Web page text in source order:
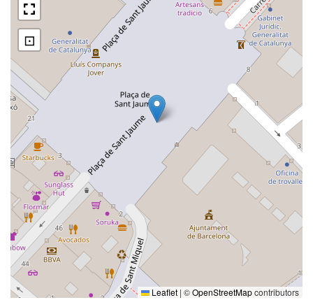
⊡
Leaflet | ©OpenStreetMapcontributors